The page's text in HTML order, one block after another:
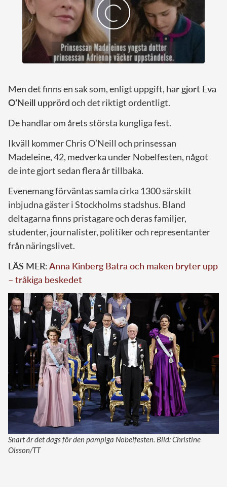
Men det finns en sak som, enligt uppgift, har gjort Eva
O’Neill upprördoch det riktigt ordentligt.
De handlar om årets största kungliga fest.
Ikväll kommer Chris O’Neill och prinsessan
Madeleine, 42, medverka under Nobelfesten, något
de inte gjort sedan flera år tillbaka.
Evenemang förväntas samla cirka 1300 särskilt
inbjudna gäster i Stockholms stadshus. Bland
deltagarna finns pristagare och deras familjer,
studenter, journalister, politiker och representanter
från näringslivet.
LÄS MER:Anna Kinberg Batra och maken bryter upp
– tråkiga beskedet
Snart är det dags för den pampiga Nobelfesten. Bild: Christine
Olsson/TT